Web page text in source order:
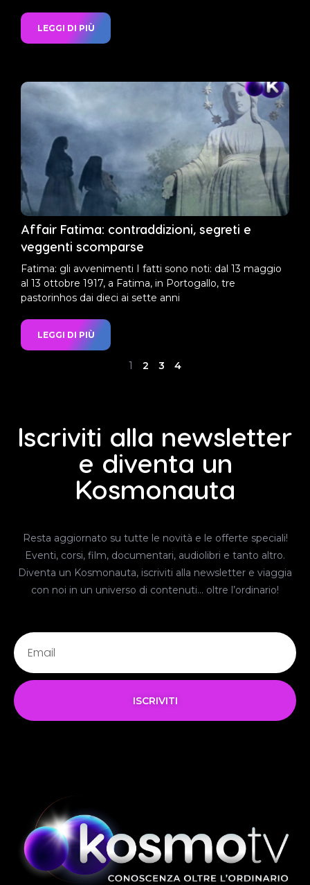
LEGGI DI PIÙ
Affair Fatima: contraddizioni, segreti e
veggenti scomparse
Fatima: gli avvenimenti I fatti sono noti: dal 13 maggio
al 13 ottobre 1917, a Fatima, in Portogallo, tre
pastorinhos dai dieci ai sette anni
LEGGI DI PIÙ
1 2 3 4
Iscriviti alla newsletter
e diventa un
Kosmonauta
Resta aggiornato su tutte le novità e le offerte speciali!
Eventi, corsi, film, documentari, audiolibri e tanto altro.
Diventa un Kosmonauta, iscriviti alla newsletter e viaggia
con noi in un universo di contenuti… oltre l’ordinario!
ISCRIVITI